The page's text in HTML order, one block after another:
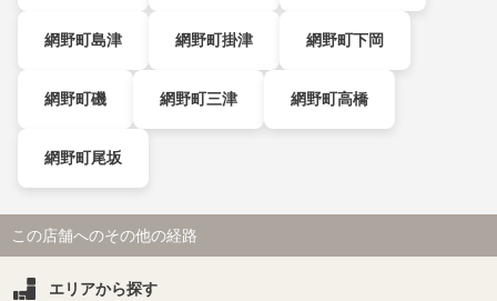
網野町島津 網野町掛津 網野町下岡
網野町磯 網野町三津 網野町高橋
網野町尾坂
この店舗へのその他の経路
エリアから探す